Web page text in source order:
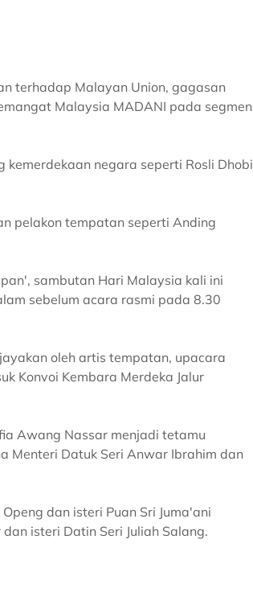
terhadap Malayan Union, gagasan
Malaysia MADANI pada segmen
negara seperti Rosli Dhobi
pelakon tempatan seperti Anding
sambutan Hari Malaysia kali ini
sebelum acara rasmi pada 8.30
oleh artis tempatan, upacara
Konvoi Kembara Merdeka Jalur
Awang Nassar menjadi tetamu
Menteri Datuk Seri Anwar Ibrahim dan
dan isteri Puan Sri Juma'ani
isteri Datin Seri Juliah Salang.